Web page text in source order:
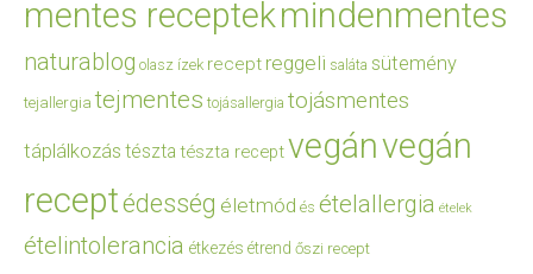
mentes receptekmindenmentes
naturablog olasz ízek recept reggeli saláta sütemény
tejallergia tejmentes tojásallergia tojásmentes
táplálkozás tészta tészta receptvegánvegán
receptédesség életmód és ételallergia ételek
ételintolerancia étkezés étrend őszi recept